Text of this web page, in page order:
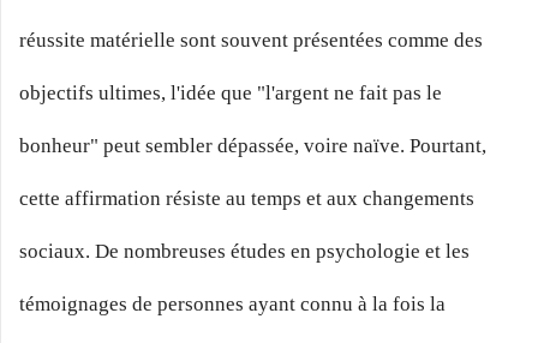
réussite matérielle sont souvent présentées comme des
objectifs ultimes, l'idée que "l'argent ne fait pas le
bonheur" peut sembler dépassée, voire naïve. Pourtant,
cette affirmation résiste au temps et aux changements
sociaux. De nombreuses études en psychologie et les
témoignages de personnes ayant connu à la fois la